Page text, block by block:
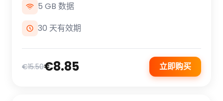
5 GB 数据
30 天有效期
€15.50€8.85 立即购买